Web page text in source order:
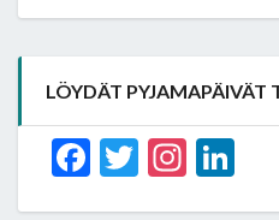
LÖYDÄT PYJAMAPÄIVÄT
Facebook
Twitter